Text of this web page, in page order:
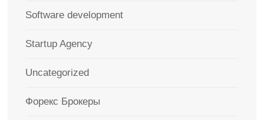
Software development
Startup Agency
Uncategorized
Форекс Брокеры